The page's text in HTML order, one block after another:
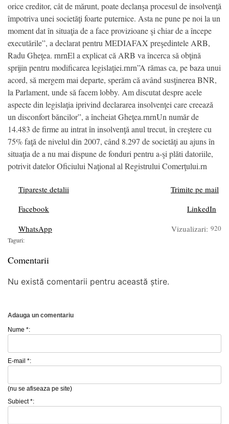
orice creditor, cât de mărunt, poate declanşa procesul de insolvenţă
împotriva unei societăţi foarte puternice. Asta ne pune pe noi la un
moment dat în situaţia de a face provizioane şi chiar de a începe
executările”, a declarat pentru MEDIAFAX preşedintele ARB,
Radu Gheţea. rnrnEl a explicat că ARB va încerca să obţină
sprijin pentru modificarea legislaţiei.rnrn”A rămas ca, pe baza unui
acord, să mergem mai departe, sperăm că având susţinerea BNR,
la Parlament, unde să facem lobby. Am discutat despre acele
aspecte din legislaţia iprivind declararea insolvenţei care creează
un disconfort băncilor”, a încheiat Gheţea.rnrnUn număr de
14.483 de firme au intrat în insolvenţă anul trecut, în creştere cu
75% faţă de nivelul din 2007, când 8.297 de societăţi au ajuns în
situaţia de a nu mai dispune de fonduri pentru a-şi plăti datoriile,
potrivit datelor Oficiului Naţional al Registrului Comerţului.rn
Tipareste detalii
Trimite pe mail
Facebook
LinkedIn
WhatsApp
Vizualizari: 920
Taguri:
Comentarii
Nu există comentarii pentru această știre.
Adauga un comentariu
Nume *:
E-mail *:
(nu se afiseaza pe site)
Subiect *: